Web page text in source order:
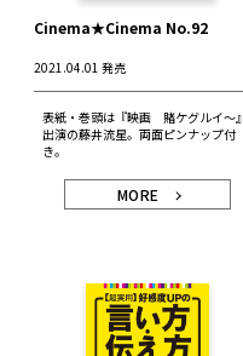
Cinema★Cinema No.92
2021.04.01 発売
表紙・巻頭は『映画 賭ケグルイ～』
出演の藤井流星。両面ピンナップ付
き。
MORE